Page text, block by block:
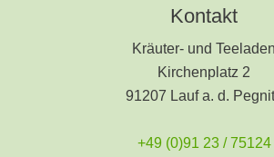
Kontakt
Kräuter- und Teeladen
Kirchenplatz 2
91207 Lauf a. d.
+49 (0)91 23 / 75124